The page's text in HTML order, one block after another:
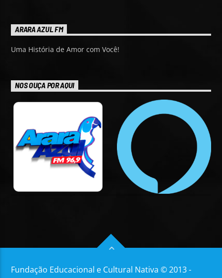
ARARA AZUL FM
Uma História de Amor com Você!
NOS OUÇA POR AQUI
Fundação Educacional e Cultural Nativa © 2013 -